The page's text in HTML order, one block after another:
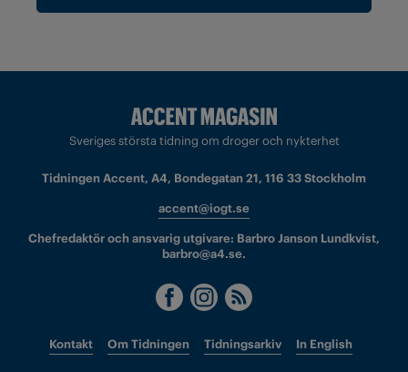
Sveriges största tidning om droger och nykterhet
Tidningen Accent, A4, Bondegatan 21, 116 33 Stockholm
accent@iogt.se
Chefredaktör och ansvarig utgivare: Barbro Janson Lundkvist,
barbro@a4.se.
Kontakt Om Tidningen Tidningsarkiv In English